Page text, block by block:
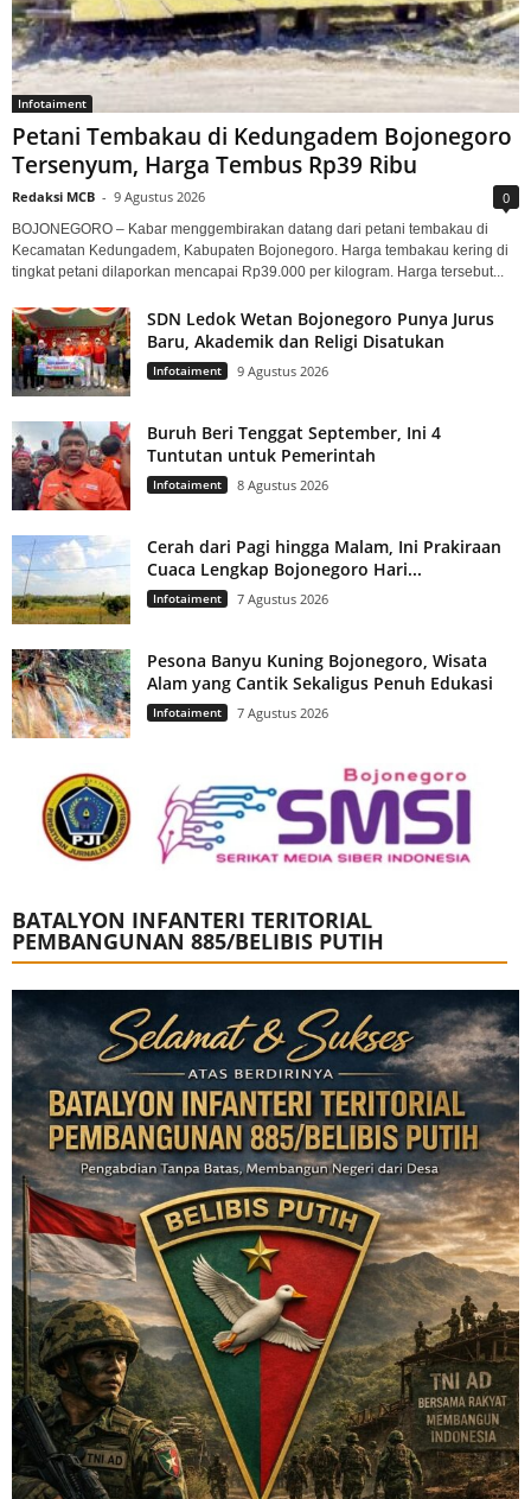
Infotaiment
Petani Tembakau di Kedungadem Bojonegoro
Tersenyum, Harga Tembus Rp39 Ribu
Redaksi MCB - 9 Agustus 2026 0
BOJONEGORO – Kabar menggembirakan datang dari petani tembakau di
Kecamatan Kedungadem, Kabupaten Bojonegoro. Harga tembakau kering di
tingkat petani dilaporkan mencapai Rp39.000 per kilogram. Harga tersebut...
SDN Ledok Wetan Bojonegoro Punya Jurus
Baru, Akademik dan Religi Disatukan
Infotaiment 9 Agustus 2026
Buruh Beri Tenggat September, Ini 4
Tuntutan untuk Pemerintah
Infotaiment 8 Agustus 2026
Cerah dari Pagi hingga Malam, Ini Prakiraan
Cuaca Lengkap Bojonegoro Hari...
Infotaiment 7 Agustus 2026
Pesona Banyu Kuning Bojonegoro, Wisata
Alam yang Cantik Sekaligus Penuh Edukasi
Infotaiment 7 Agustus 2026
BATALYON INFANTERI TERITORIAL
PEMBANGUNAN 885/BELIBIS PUTIH